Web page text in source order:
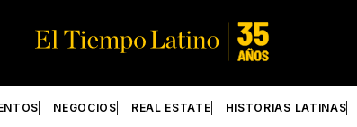
NEGOCIOS REAL ESTATE HISTORIAS LATINAS